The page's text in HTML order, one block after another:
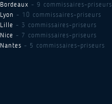
Bordeaux - 9 commissaires-priseurs
Lyon - 10 commissaires-priseurs
Lille - 3 commissaires-priseurs
Nice - 7 commissaires-priseurs
Nantes - 5 commissaires-priseurs